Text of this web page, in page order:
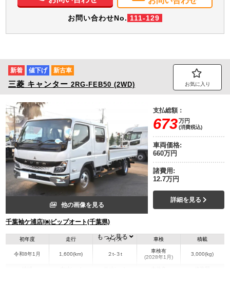
お問い合わせNo. 111-129
新着 値下げ 新古車
三菱 キャンター 2RG-FEB50 (2WD) お気に入り
他の画像を見る
千葉袖ケ浦店/㈱ビップオート(千葉県)
支払総額：
673万円
(消費税込)
車両価格:
660万円
諸費用:
12.7万円
詳細を見る
初年度
令和8年1月
走行
1,600(km)
サイズ
２t-３t
車検
車検有
(2028年1月)
積載
3,000(kg)
もっと見る